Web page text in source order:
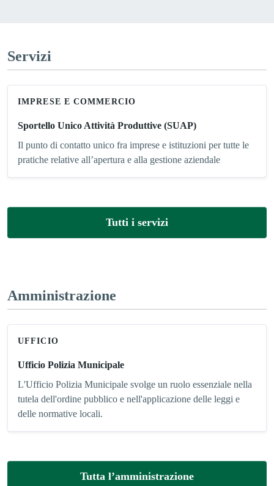
Servizi
IMPRESE E COMMERCIO
Sportello Unico Attività Produttive (SUAP)
Il punto di contatto unico fra imprese e istituzioni per tutte le
pratiche relative all’apertura e alla gestione aziendale
Tutti i servizi
Amministrazione
UFFICIO
Ufficio Polizia Municipale
L'Ufficio Polizia Municipale svolge un ruolo essenziale nella
tutela dell'ordine pubblico e nell'applicazione delle leggi e
delle normative locali.
Tutta l’amministrazione